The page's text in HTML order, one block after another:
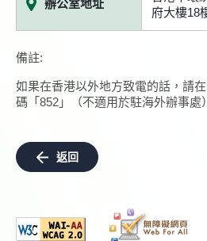
辦公室地址
府大樓18
備註:
如果在香港以外地方致電的話，請
碼「852」（不適用於駐海外辦事處
返回